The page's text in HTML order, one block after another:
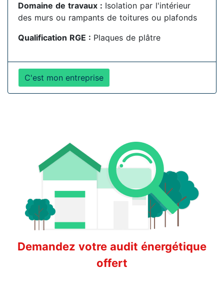
Domaine de travaux : Isolation par l'intérieur
des murs ou rampants de toitures ou plafonds
Qualification RGE : Plaques de plâtre
C'est mon entreprise
Demandez votre audit énergétique
offert